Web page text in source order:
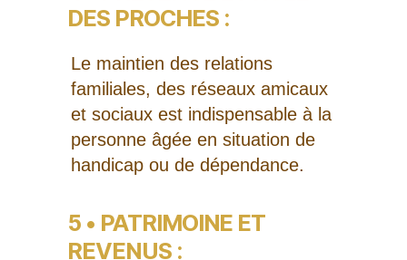
DES PROCHES :
Le maintien des relations
familiales, des réseaux amicaux
et sociaux est indispensable à la
personne âgée en situation de
handicap ou de dépendance.
5 • PATRIMOINE ET
REVENUS :